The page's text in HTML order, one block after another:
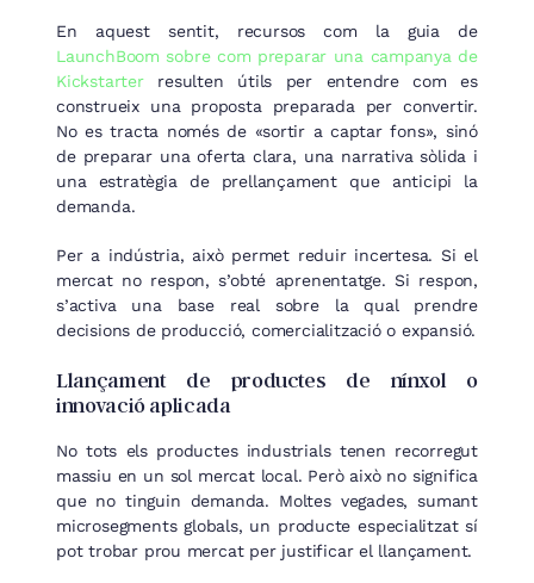
En aquest sentit, recursos com la guia de
LaunchBoom sobre com preparar una campanya de
Kickstarterresulten útils per entendre com es
construeix una proposta preparada per convertir.
No es tracta només de «sortir a captar fons», sinó
de preparar una oferta clara, una narrativa sòlida i
una estratègia de prellançament que anticipi la
demanda.
Per a indústria, això permet reduir incertesa. Si el
mercat no respon, s’obté aprenentatge. Si respon,
s’activa una base real sobre la qual prendre
decisions de producció, comercialització o expansió.
Llançament de productes de nínxol o
innovació aplicada
No tots els productes industrials tenen recorregut
massiu en un sol mercat local. Però això no significa
que no tinguin demanda. Moltes vegades, sumant
microsegments globals, un producte especialitzat sí
pot trobar prou mercat per justificar el llançament.